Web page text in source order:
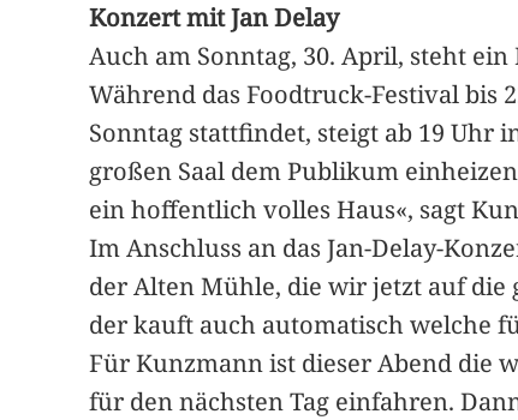
Konzert mit Jan Delay
Auch am Sonntag, 30. April, steht
Während das Foodtruck-Festival bis
Sonntag stattfindet, steigt ab 19 Uhr
großen Saal dem Publikum
ein hoffentlich volles Haus«, sagt
Im Anschluss an das Jan-Delay-
der Alten Mühle, die wir jetzt auf die
der kauft auch automatisch welche
Für Kunzmann ist dieser Abend die
für den nächsten Tag einfahren.